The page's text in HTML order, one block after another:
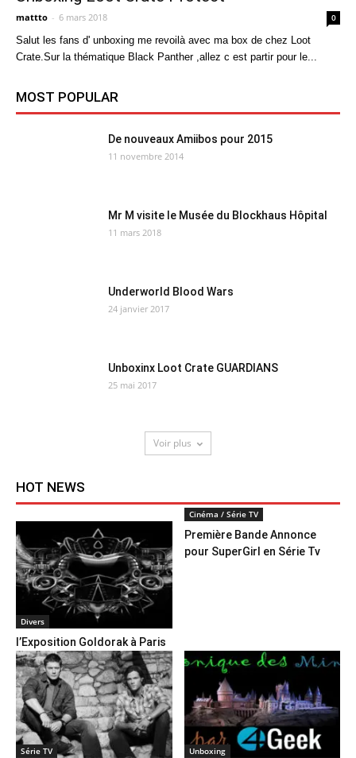
mattto - 6 mars 2018 0
Salut les fans d' unboxing me revoilà avec ma box de chez Loot
Crate.Sur la thématique Black Panther ,allez c est partir pour le...
MOST POPULAR
De nouveaux Amiibos pour 2015
11 novembre 2014
Mr M visite le Musée du Blockhaus Hôpital
11 mars 2018
Underworld Blood Wars
24 janvier 2017
Unboxinx Loot Crate GUARDIANS
25 mai 2017
Voir plus
HOT NEWS
Divers
l’Exposition Goldorak à Paris
Cinéma / Série TV
Première Bande Annonce
pour SuperGirl en Série Tv
Série TV Unboxing